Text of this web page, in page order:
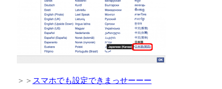
＞＞ スマホでも設定できまっせーーー